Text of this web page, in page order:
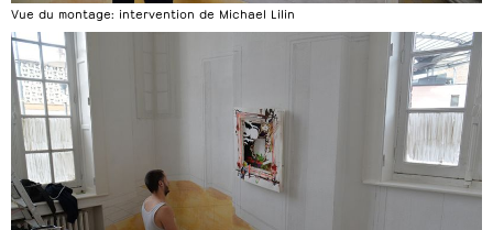
Vue du montage: intervention de Michael Lilin